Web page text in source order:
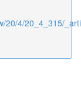
20/4/20_4_315/